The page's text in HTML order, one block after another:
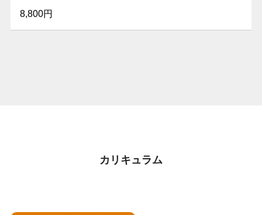
8,800円
カリキュラム